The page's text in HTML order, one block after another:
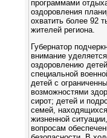
программами
оздоровления
охватить более 92
жителей региона.
Губернатор
внимание
оздоровлению
специальной
детей с
возможностями
сирот; детей и
семей,
жизненной
вопросам